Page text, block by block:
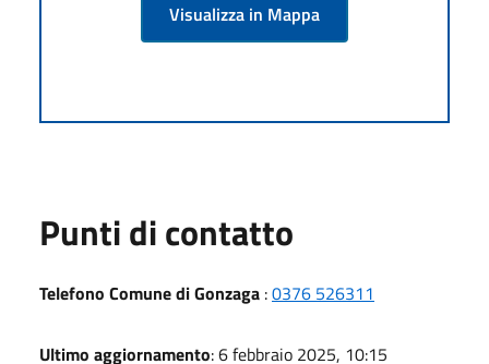
Visualizza in Mappa
Punti di contatto
Telefono Comune di Gonzaga :0376 526311
Ultimo aggiornamento: 6 febbraio 2025, 10:15